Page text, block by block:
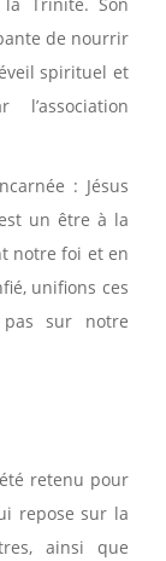
Trinité. Son
de nourrir
spirituel et
: Jésus
un être à la
notre foi et en
unifions ces
sur notre
retenu pour
repose sur la
ainsi que